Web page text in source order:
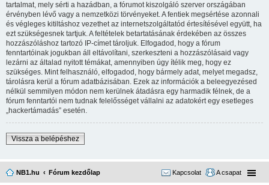
tartalmat, mely sérti a hazádban, a fórumot kiszolgáló szerver országában
érvényben lévő vagy a nemzetközi törvényeket. A fentiek megsértése azonnali
és végleges kitiltáshoz vezethet az internetszolgáltatód értesítésével együtt, ha
ezt szükségesnek tartjuk. A feltételek betartatásának érdekében az összes
hozzászóláshoz tartozó IP-címet tároljuk. Elfogadod, hogy a fórum
fenntartóinak jogukban áll eltávolítani, szerkeszteni a hozzászólásaid vagy
lezárni az általad nyitott témákat, amennyiben úgy ítélik meg, hogy ez
szükséges. Mint felhasználó, elfogadod, hogy bármely adat, melyet megadsz,
tárolásra kerül a fórum adatbázisában. Ezek az információk a beleegyezésed
nélkül semmilyen módon nem kerülnek átadásra egy harmadik félnek, de a
fórum fenntartói nem tudnak felelősséget vállalni az adatokért egy esetleges
„hackertámadás” esetén.
Vissza a belépéshez
NB1.hu Fórum kezdőlap A csapat
Kapcsolat